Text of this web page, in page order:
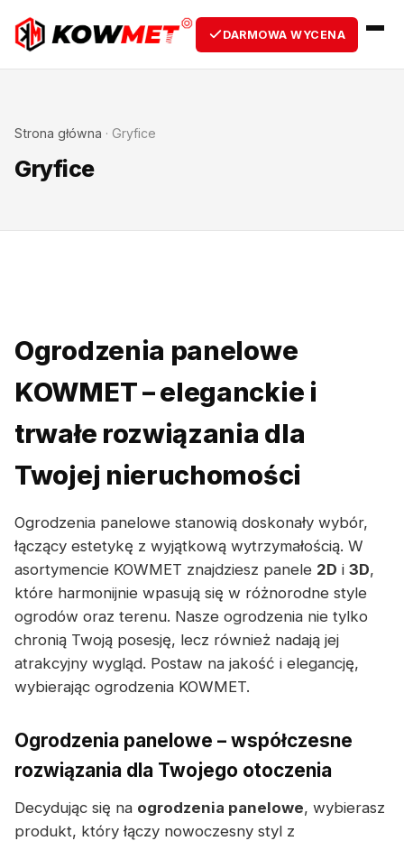
DARMOWA WYCENA
Strona główna · Gryfice
Gryfice
Ogrodzenia panelowe
KOWMET – eleganckie i
trwałe rozwiązania dla
Twojej nieruchomości
Ogrodzenia panelowe stanowią doskonały wybór,
łączący estetykę z wyjątkową wytrzymałością. W
asortymencie KOWMET znajdziesz panele 2D i 3D,
które harmonijnie wpasują się w różnorodne style
ogrodów oraz terenu. Nasze ogrodzenia nie tylko
chronią Twoją posesję, lecz również nadają jej
atrakcyjny wygląd. Postaw na jakość i elegancję,
wybierając ogrodzenia KOWMET.
Ogrodzenia panelowe – współczesne
rozwiązania dla Twojego otoczenia
Decydując się na ogrodzenia panelowe, wybierasz
produkt, który łączy nowoczesny styl z